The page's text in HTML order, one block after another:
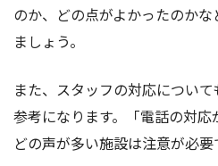
のか、どの点がよかったのか
ましょう。
また、スタッフの対応につい
参考になります。「電話の対
どの声が多い施設は注意が必要